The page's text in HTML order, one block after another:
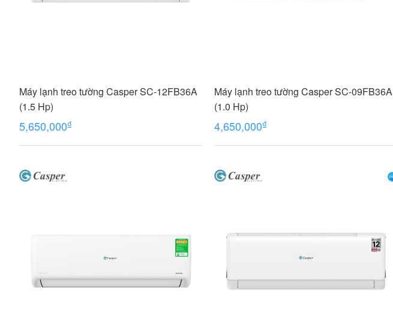
Máy lạnh treo tường Casper SC-12FB36A
(1.5 Hp)
5,650,000₫
Máy lạnh treo tường Casper SC-09FB36A
(1.0 Hp)
4,650,000₫